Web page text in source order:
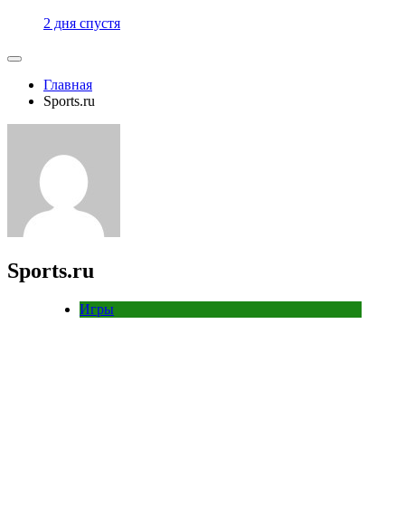
2 дня спустя
Главная
Sports.ru
Sports.ru
Игры